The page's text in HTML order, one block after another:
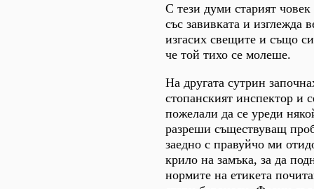
С тези думи старият човек
със завивката и изглежда
изгасих свещите и също
че той тихо се молеше.
На другата сутрин
стопанският инспектор и
пожелали да се уреди
разреши съществуващ
заедно с правуйчо ми
крило на замъка, за да
нормите на етикета